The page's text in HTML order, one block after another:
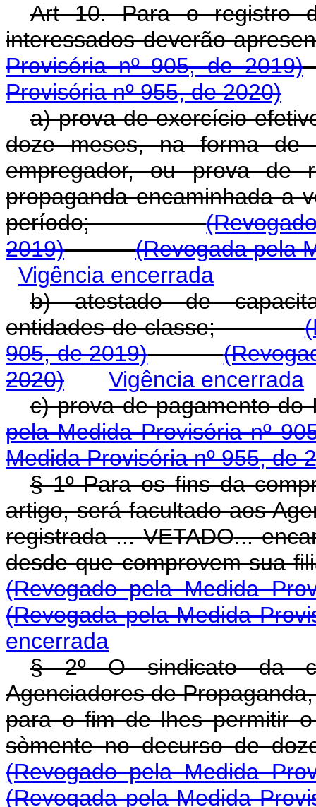
Art 10. Para o registro
interessados deverão
Provisória nº 905, de 2019)
Provisória nº 955, de 2020)
a) prova de exercício
doze meses, na forma de
empregador, ou prova de
propaganda encaminhada a
período;
2019)
(Revogada pela
Vigência encerrada
b) atestado de
entidades de classe;
905, de 2019)
2020)
Vigência encerrada
c) prova de
pela Medida Provisória nº
Medida Provisória nº 955, de
§ 1º Para os fins da
artigo, será facultado aos
registrada ...VETADO...
desde que comprovem
(Revogado pela Medida
(Revogada pela Medida
encerrada
§ 2º O sindicato da
Agenciadores de
para o fim de lhes permitir
sòmente no decurso
(Revogado pela Medida
(Revogada pela Medida